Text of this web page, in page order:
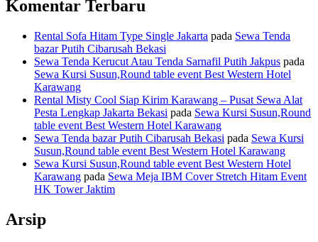
Komentar Terbaru
Rental Sofa Hitam Type Single Jakarta pada Sewa Tenda
bazar Putih Cibarusah Bekasi
Sewa Tenda Kerucut Atau Tenda Sarnafil Putih Jakpus pada
Sewa Kursi Susun,Round table event Best Western Hotel
Karawang
Rental Misty Cool Siap Kirim Karawang – Pusat Sewa Alat
Pesta Lengkap Jakarta Bekasi pada Sewa Kursi Susun,Round
table event Best Western Hotel Karawang
Sewa Tenda bazar Putih Cibarusah Bekasi pada Sewa Kursi
Susun,Round table event Best Western Hotel Karawang
Sewa Kursi Susun,Round table event Best Western Hotel
Karawang pada Sewa Meja IBM Cover Stretch Hitam Event
HK Tower Jaktim
Arsip